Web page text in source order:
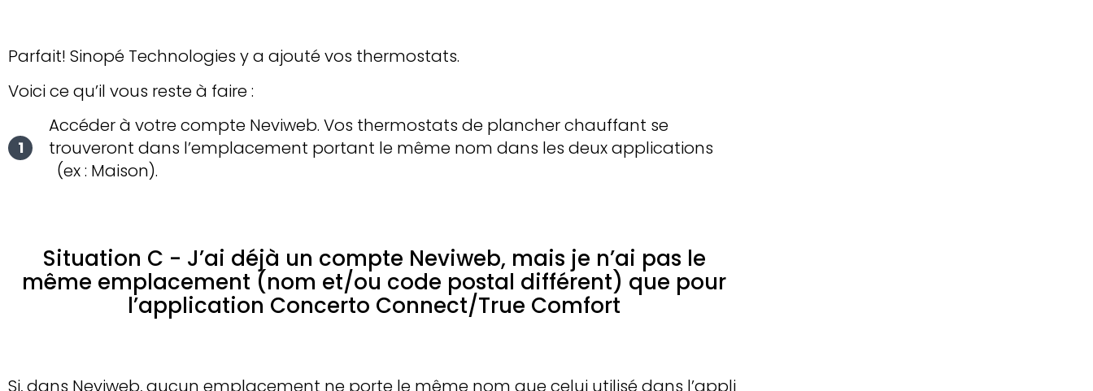
Parfait! Sinopé Technologies y a ajouté vos thermostats.
Voici ce qu’il vous reste à faire :
Accéder à votre compte Neviweb. Vos thermostats de plancher chauffant se
trouveront dans l’emplacement portant le même nom dans les deux applications
(ex : Maison).
Situation C - J’ai déjà un compte Neviweb, mais je n’ai pas le
même emplacement (nom et/ou code postal différent) que pour
l’application Concerto Connect/True Comfort
Si, dans Neviweb, aucun emplacement ne porte le même nom que celui utilisé dans l’appli